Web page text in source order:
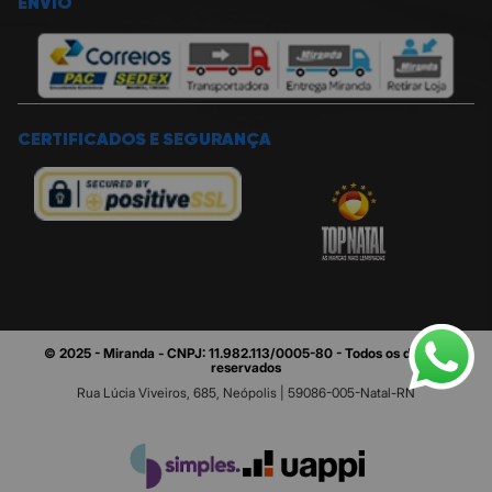
ENVIO
CERTIFICADOS E SEGURANÇA
© 2025 - Miranda - CNPJ: 11.982.113/0005-80 - Todos os direitos
reservados
Rua Lúcia Viveiros, 685, Neópolis | 59086-005-Natal-RN